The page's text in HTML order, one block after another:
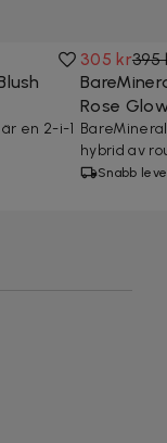
en 2-i-1
305 kr395
Rose
hybrid av
Snabb